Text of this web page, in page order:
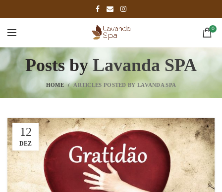
0
Posts byLavanda SPA
HOME ARTICLES POSTED BY LAVANDA SPA
12
DEZ